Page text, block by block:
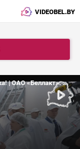
VIDEOBEL.BY
Лукашенко: Ладно, не соблазняй! Я сладкоежка! | ОАО «Беллакт». Рабочая поездка